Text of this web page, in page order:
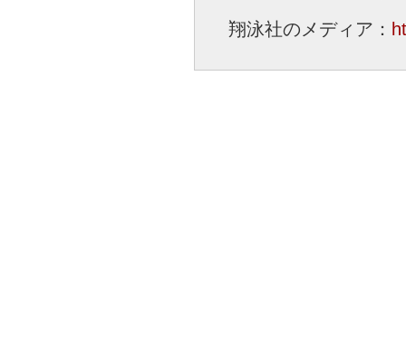
翔泳社のメディア：